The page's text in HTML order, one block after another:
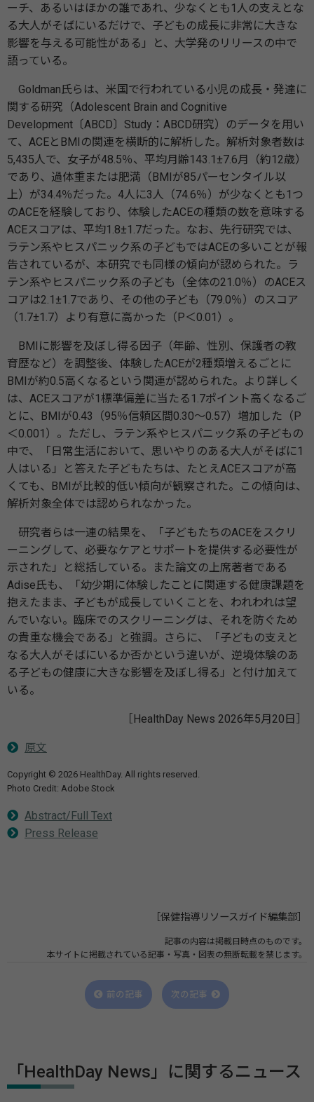
ーチ、あるいはほかの誰であれ、少なくとも1人の支えとな
る大人がそばにいるだけで、子どもの成長に非常に大きな
影響を与える可能性がある」と、大学発のリリースの中で
語っている。
Goldman氏らは、米国で行われている小児の成長・発達に
関する研究（Adolescent Brain and Cognitive
Development〔ABCD〕Study：ABCD研究）のデータを用い
て、ACEとBMIの関連を横断的に解析した。解析対象者数は
5,435人で、女子が48.5％、平均月齢143.1±7.6月（約12歳）
であり、過体重または肥満（BMIが85パーセンタイル以
上）が34.4％だった。4人に3人（74.6％）が少なくとも1つ
のACEを経験しており、体験したACEの種類の数を意味する
ACEスコアは、平均1.8±1.7だった。なお、先行研究では、
ラテン系やヒスパニック系の子どもではACEの多いことが報
告されているが、本研究でも同様の傾向が認められた。ラ
テン系やヒスパニック系の子ども（全体の21.0％）のACEス
コアは2.1±1.7であり、その他の子ども（79.0％）のスコア
（1.7±1.7）より有意に高かった（P＜0.01）。
BMIに影響を及ぼし得る因子（年齢、性別、保護者の教
育歴など）を調整後、体験したACEが2種類増えるごとに
BMIが約0.5高くなるという関連が認められた。より詳しく
は、ACEスコアが1標準偏差に当たる1.7ポイント高くなるご
とに、BMIが0.43（95％信頼区間0.30～0.57）増加した（P
＜0.001）。ただし、ラテン系やヒスパニック系の子どもの
中で、「日常生活において、思いやりのある大人がそばに1
人はいる」と答えた子どもたちは、たとえACEスコアが高
くても、BMIが比較的低い傾向が観察された。この傾向は、
解析対象全体では認められなかった。
研究者らは一連の結果を、「子どもたちのACEをスクリ
ーニングして、必要なケアとサポートを提供する必要性が
示された」と総括している。また論文の上席著者である
Adise氏も、「幼少期に体験したことに関連する健康課題を
抱えたまま、子どもが成長していくことを、われわれは望
んでいない。臨床でのスクリーニングは、それを防ぐため
の貴重な機会である」と強調。さらに、「子どもの支えと
なる大人がそばにいるか否かという違いが、逆境体験のあ
る子どもの健康に大きな影響を及ぼし得る」と付け加えて
いる。
［HealthDay News 2026年5月20日］
原文
Copyright © 2026 HealthDay. All rights reserved.
Photo Credit: Adobe Stock
Abstract/Full Text
Press Release
［保健指導リソースガイド編集部］
記事の内容は掲載日時点のものです。
本サイトに掲載されている記事・写真・図表の無断転載を禁じます。
前の記事 次の記事
「HealthDay News」に関するニュース